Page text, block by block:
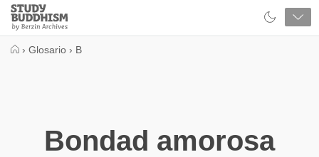
Close
Study
Buddhism
› Glosario › B
Bondad amorosa